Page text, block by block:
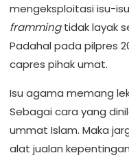
mengeksploitasi isu-
frammingtidak layak
Padahal pada pilpres
capres pihak umat.
Isu agama memang
Sebagai cara yang
ummat Islam. Maka
alat jualan